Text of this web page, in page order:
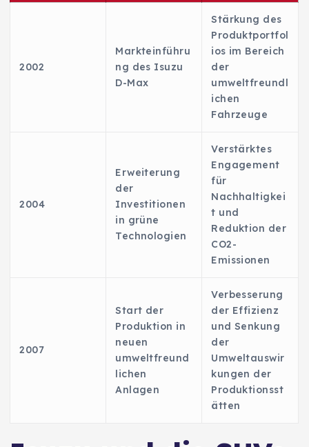
2002
Markteinführu
ng des Isuzu
D-Max
Stärkung des
Produktportfol
ios im Bereich
der
umweltfreundl
ichen
Fahrzeuge
2004
Erweiterung
der
Investitionen
in grüne
Technologien
Verstärktes
Engagement
für
Nachhaltigkei
t und
Reduktion der
CO2-
Emissionen
2007
Start der
Produktion in
neuen
umweltfreund
lichen
Anlagen
Verbesserung
der Effizienz
und Senkung
der
Umweltauswir
kungen der
Produktionsst
ätten